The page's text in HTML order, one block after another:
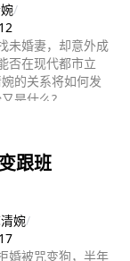
/
未婚妻，却意外成
否在现代都市立
的关系将如何发
是什么?
跟班
婉/
婚被咒变狗，半年